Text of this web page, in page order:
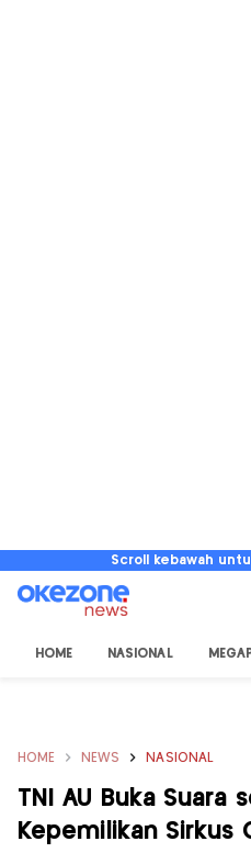
Scroll kebawah
HOME NASIONAL
HOME NEWS NASIONAL
TNI AU Buka Suara
Kepemilikan Sirkus